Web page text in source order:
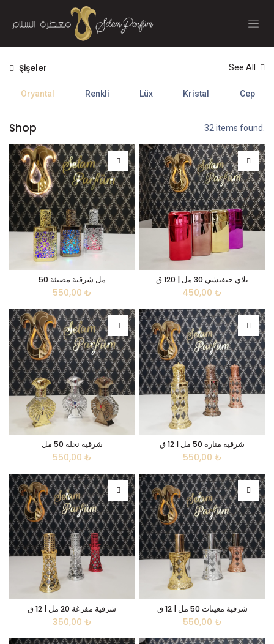
Şişeler See All
Oryantal Renkli Lüx Kristal Cep
Shop 32 items found.
50 مل شرقية مضيئة
550,00 ₺
بلاي جيفنشي 30 مل | 120 ق
450,00 ₺
شرقية نخلة 50 مل
550,00 ₺
شرقية منارة 50 مل | 12 ق
550,00 ₺
شرقية مفرغة 20 مل | 12 ق
350,00 ₺
شرقية معينات 50 مل | 12 ق
550,00 ₺